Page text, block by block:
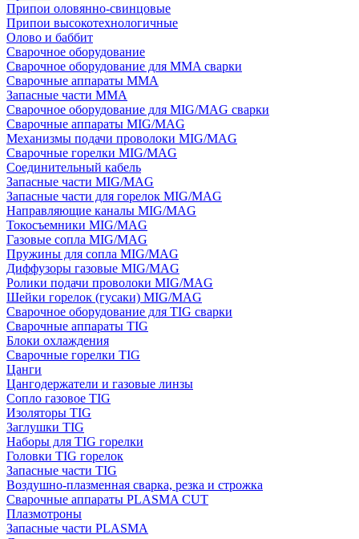
Припои оловянно-свинцовые
Припои высокотехнологичные
Олово и баббит
Сварочное оборудование
Сварочное оборудование для MMA сварки
Сварочные аппараты MMA
Запасные части MMA
Сварочное оборудование для MIG/MAG сварки
Сварочные аппараты MIG/MAG
Механизмы подачи проволоки MIG/MAG
Сварочные горелки MIG/MAG
Соединительный кабель
Запасные части MIG/MAG
Запасные части для горелок MIG/MAG
Направляющие каналы MIG/MAG
Токосъемники MIG/MAG
Газовые сопла MIG/MAG
Пружины для сопла MIG/MAG
Диффузоры газовые MIG/MAG
Ролики подачи проволоки MIG/MAG
Шейки горелок (гусаки) MIG/MAG
Сварочное оборудование для TIG сварки
Сварочные аппараты TIG
Блоки охлаждения
Сварочные горелки TIG
Цанги
Цангодержатели и газовые линзы
Сопло газовое TIG
Изоляторы TIG
Заглушки TIG
Наборы для TIG горелки
Головки TIG горелок
Запасные части TIG
Воздушно-плазменная сварка, резка и строжка
Сварочные аппараты PLASMA CUT
Плазмотроны
Запасные части PLASMA